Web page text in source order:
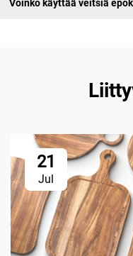
Voinko käyttää veitsiä
21
Jul